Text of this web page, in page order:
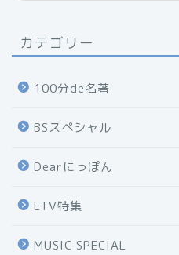
カテゴリー
100分de名著
BSスペシャル
Dearにっぽん
ETV特集
MUSIC SPECIAL